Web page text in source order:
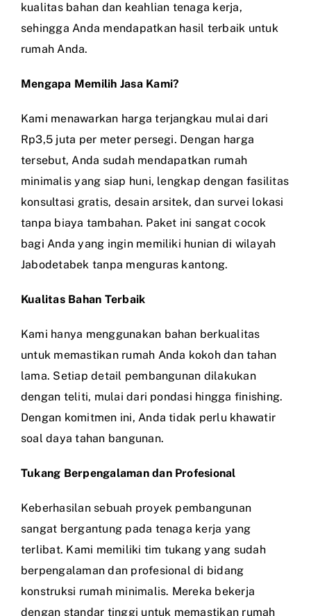
kualitas bahan dan keahlian tenaga kerja,
sehingga Anda mendapatkan hasil terbaik untuk
rumah Anda.
Mengapa Memilih Jasa Kami?
Kami menawarkan harga terjangkau mulai dari
Rp3,5 juta per meter persegi. Dengan harga
tersebut, Anda sudah mendapatkan rumah
minimalis yang siap huni, lengkap dengan fasilitas
konsultasi gratis, desain arsitek, dan survei lokasi
tanpa biaya tambahan. Paket ini sangat cocok
bagi Anda yang ingin memiliki hunian di wilayah
Jabodetabek tanpa menguras kantong.
Kualitas Bahan Terbaik
Kami hanya menggunakan bahan berkualitas
untuk memastikan rumah Anda kokoh dan tahan
lama. Setiap detail pembangunan dilakukan
dengan teliti, mulai dari pondasi hingga finishing.
Dengan komitmen ini, Anda tidak perlu khawatir
soal daya tahan bangunan.
Tukang Berpengalaman dan Profesional
Keberhasilan sebuah proyek pembangunan
sangat bergantung pada tenaga kerja yang
terlibat. Kami memiliki tim tukang yang sudah
berpengalaman dan profesional di bidang
konstruksi rumah minimalis. Mereka bekerja
dengan standar tinggi untuk memastikan rumah